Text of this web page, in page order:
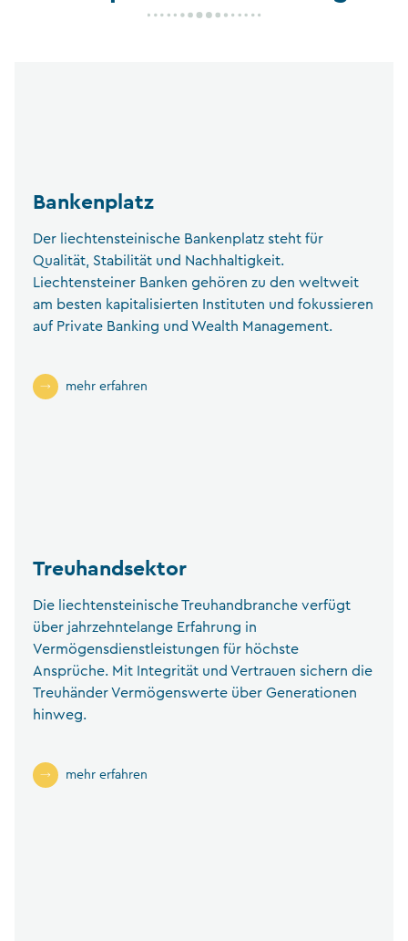
Bankenplatz
Der liechtensteinische Bankenplatz steht für
Qualität, Stabilität und Nachhaltigkeit.
Liechtensteiner Banken gehören zu den weltweit
am besten kapitalisierten Instituten und fokussieren
auf Private Banking und Wealth Management.
mehr erfahren
Treuhandsektor
Die liechtensteinische Treuhandbranche verfügt
über jahrzehntelange Erfahrung in
Vermögensdienstleistungen für höchste
Ansprüche. Mit Integrität und Vertrauen sichern die
Treuhänder Vermögenswerte über Generationen
hinweg.
mehr erfahren